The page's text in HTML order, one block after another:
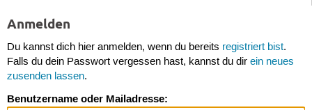
Anmelden
Du kannst dich hier anmelden, wenn du bereits registriert bist.
Falls du dein Passwort vergessen hast, kannst du dir ein neues
zusenden lassen.
Benutzername oder Mailadresse: